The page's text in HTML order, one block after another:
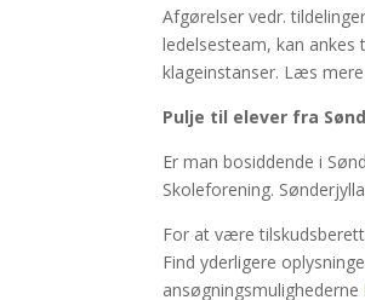
Afgørelser vedr.
ledelsesteam, kan ankes
klageinstanser. Læs
Pulje til elever fra
Er man bosiddende i
Skoleforening.
For at være
Find yderligere
ansøgningsmulighederne